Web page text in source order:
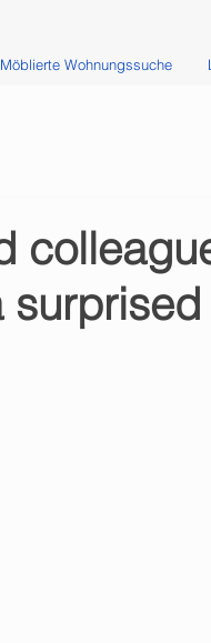
Möblierte Wohnungssuche